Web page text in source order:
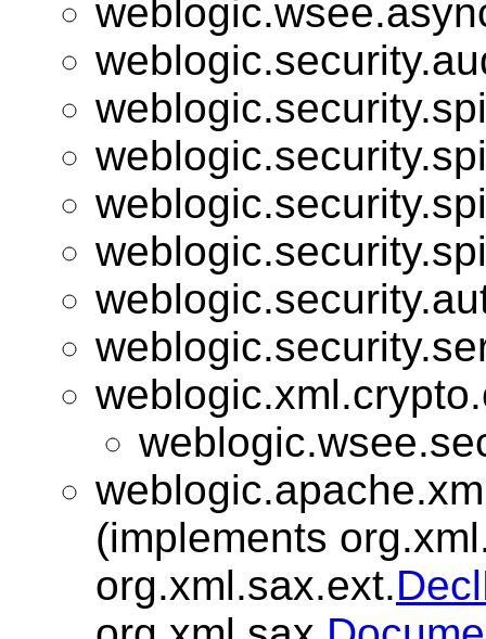
(implements
org.xml.sax.ext.